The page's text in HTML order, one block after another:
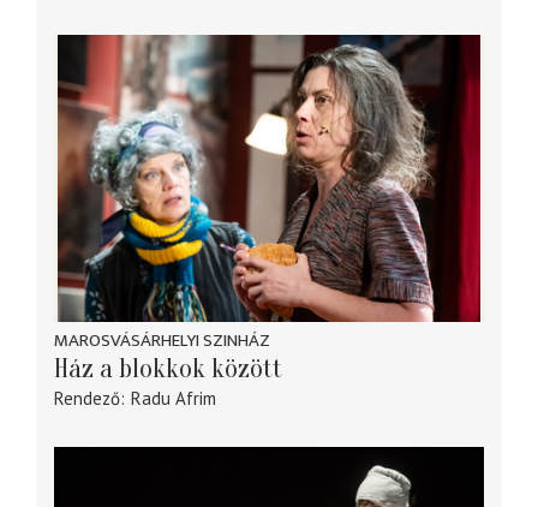
MAROSVÁSÁRHELYI SZINHÁZ
Ház a blokkok között
Rendező Radu Afrim